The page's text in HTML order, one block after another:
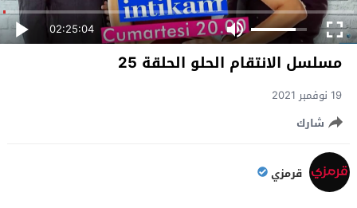
02:25:04
مسلسل الانتقام الحلو الحلقة 25
19 نوفمبر 2021
شارك
قرمزي